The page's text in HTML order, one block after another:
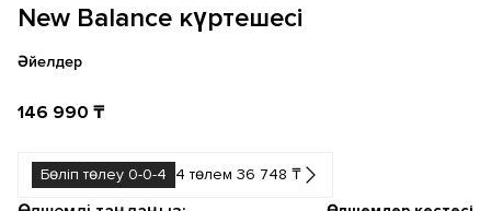
New Balance күртешесі
Әйелдер
146 990 ₸
Бөліп төлеу 0-0-4 4 төлем 36 748 ₸